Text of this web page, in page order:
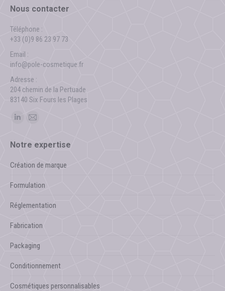
Nous contacter
Téléphone :
+33 (0)9 86 23 97 73
Email :
info@pole-cosmetique.fr
Adresse :
204 chemin de la Pertuade
83140 Six Fours les Plages
Trouvez nous sur :
LinkedIn
s'ouvre
une
nouvelle
E-
mail
dans
une
fenêtre
Notre expertise
Création de marque
Formulation
Réglementation
Fabrication
Packaging
Conditionnement
Cosmétiques personnalisables